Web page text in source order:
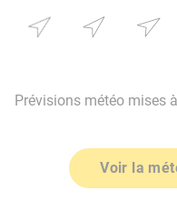
Prévisions météo mises
Voir la